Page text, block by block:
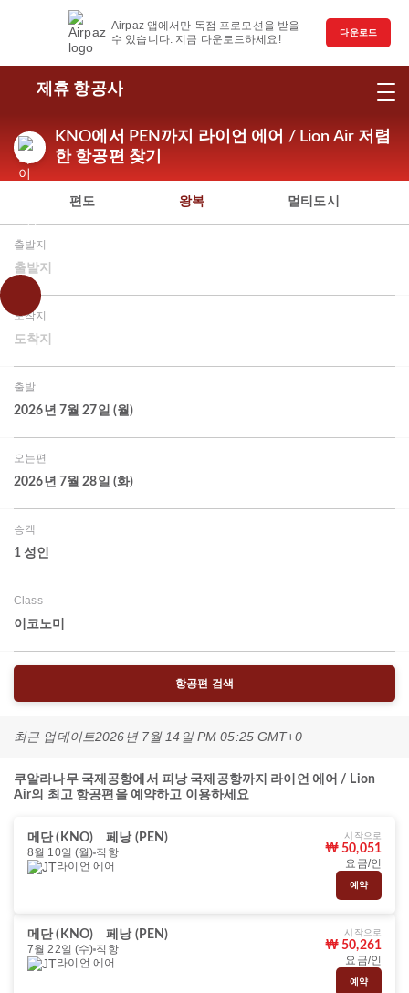
Airpaz 앱에서만 독점 프로모션을 받을
수 있습니다. 지금 다운로드하세요!
다운로드
제휴 항공사
KNO에서 PEN까지 라이언 에어 / Lion Air 저렴
한 항공편 찾기
편도 왕복 멀티도시
출발지
출발지
도착지
도착지
출발
2026년 7월 27일 (월)
오는편
2026년 7월 28일 (화)
승객
1 성인
Class
이코노미
항공편 검색
최근 업데이트2026년 7월 14일 PM 05:25 GMT+0
쿠알라나무 국제공항에서 피낭 국제공항까지 라이언 에어 / Lion
Air의 최고 항공편을 예약하고 이용하세요
메단 (KNO)
페낭 (PEN)
8월 10일 (월) 직항
라이언 에어
시작으로
₩ 50,051
요금/인
예약
메단 (KNO)
페낭 (PEN)
7월 22일 (수) 직항
라이언 에어
시작으로
₩ 50,261
요금/인
예약